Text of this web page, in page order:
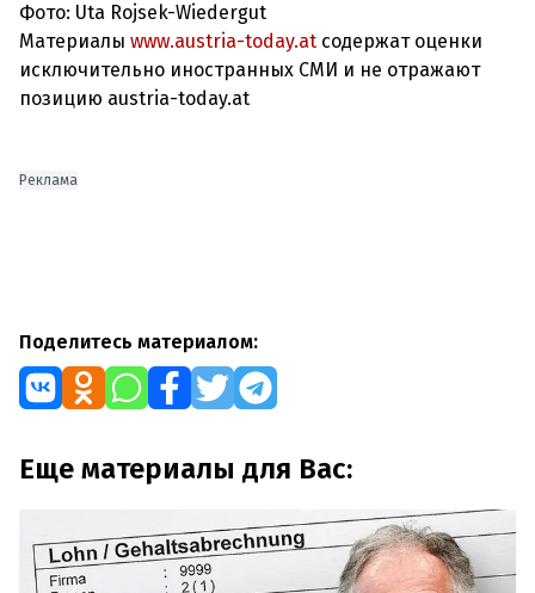
Фото: Uta Rojsek-Wiedergut
Материалы www.austria-today.at содержат оценки
исключительно иностранных СМИ и не отражают
позицию austria-today.at
Реклама
Поделитесь материалом:
Еще материалы для Вас: